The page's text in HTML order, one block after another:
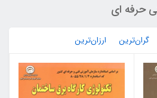
حرفه ای
گران‌ترین ارزان‌ترین